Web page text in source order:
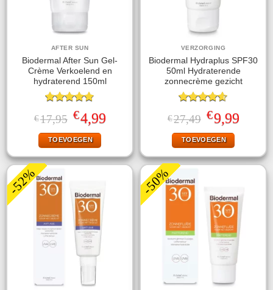
AFTER SUN
Biodermal After Sun Gel-
Crème Verkoelend en
hydraterend 150ml
Gewaardeerd
4.78uit 5
€17,95 Oorspronkelijke
prijs
was:
€17,95.
€4,99Huidige
prijs
TOEVOEGEN
VERZORGING
Biodermal Hydraplus SPF30
50ml Hydraterende
zonnecrème gezicht
Gewaardeerd
4.56uit 5
€27,49 Oorspronkelijke
prijs
was:
€27,49.
€9,99Huidige
prijs
TOEVOEGEN
-52% -50%